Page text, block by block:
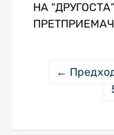
НА
←